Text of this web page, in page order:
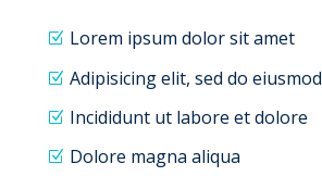
Lorem ipsum dolor sit amet
Adipisicing elit, sed do eiusmod
Incididunt ut labore et dolore
Dolore magna aliqua